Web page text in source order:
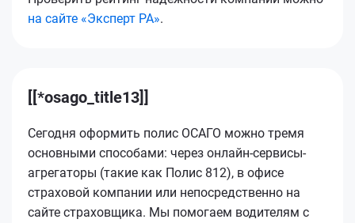
на сайте «Эксперт РА».
[[*osago_title13]]
Сегодня оформить полис ОСАГО можно тремя
основными способами: через онлайн-сервисы-
агрегаторы (такие как Полис 812), в офисе
страховой компании или непосредственно на
сайте страховщика. Мы помогаем водителям с